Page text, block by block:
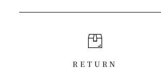
RETURN